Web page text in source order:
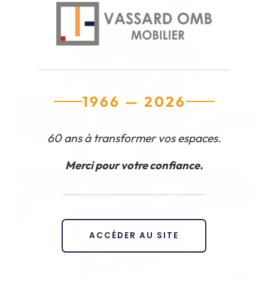
1966 — 2026
60 ans à transformer vos espaces.
Merci pour votre confiance.
ACCÉDER AU SITE